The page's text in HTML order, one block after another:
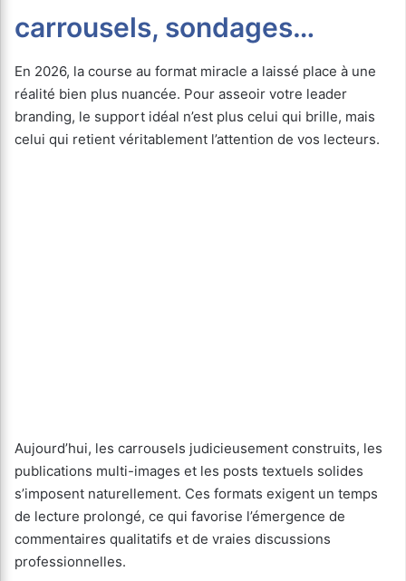
carrousels, sondages…
En 2026, la course au format miracle a laissé place à une
réalité bien plus nuancée. Pour asseoir votre leader
branding, le support idéal n’est plus celui qui brille, mais
celui qui retient véritablement l’attention de vos lecteurs.
Aujourd’hui, les carrousels judicieusement construits, les
publications multi-images et les posts textuels solides
s’imposent naturellement. Ces formats exigent un temps
de lecture prolongé, ce qui favorise l’émergence de
commentaires qualitatifs et de vraies discussions
professionnelles.